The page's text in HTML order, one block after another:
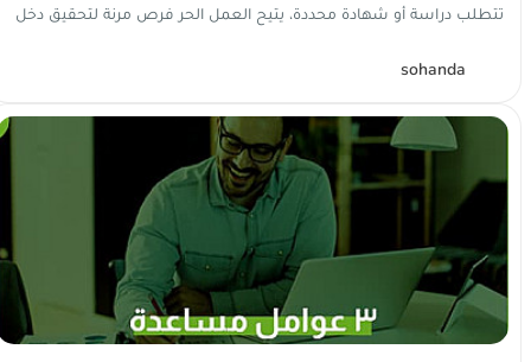
تتطلب دراسة أو شهادة محددة، يتيح العمل الحر فرص مرنة لتحقيق دخل
sohanda